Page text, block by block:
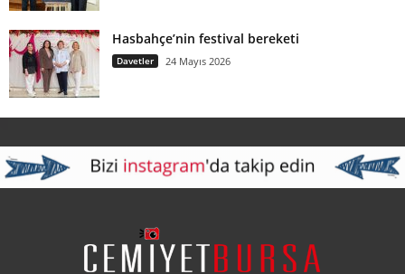
Hasbahçe’nin festival bereketi
Davetler 24 Mayıs 2026